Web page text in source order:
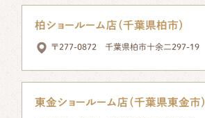
柏ショールーム店（千葉県柏市）
〒277-0872 千葉県柏市十余二297-19
東金ショールーム店（千葉県東金市）